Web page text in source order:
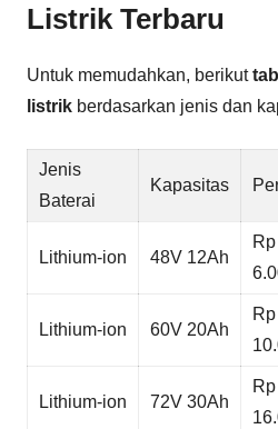
Listrik Terbaru
Untuk memudahkan, berikut
listrik berdasarkan jenis dan
Jenis
Baterai
Kapasitas
Lithium-ion 48V 12Ah
Lithium-ion 60V 20Ah
Lithium-ion 72V 30Ah